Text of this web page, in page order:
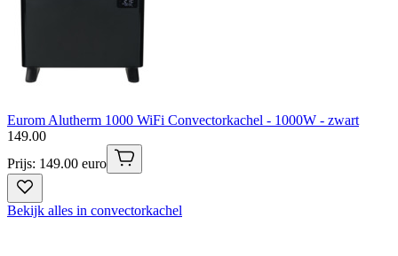
Eurom Alutherm 1000 WiFi Convectorkachel - 1000W - zwart
149.00
Prijs: 149.00 euro
Bekijk alles in convectorkachel